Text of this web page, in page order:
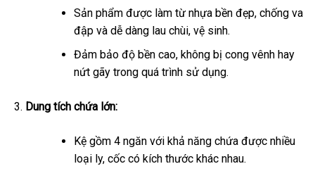
Sản phẩm được làm từ nhựa bền đẹp, chống va
đập và dễ dàng lau chùi, vệ sinh.
Đảm bảo độ bền cao, không bị cong vênh hay
nứt gãy trong quá trình sử dụng.
Dung tích chứa lớn:
Kệ gồm 4 ngăn với khả năng chứa được nhiều
loại ly, cốc có kích thước khác nhau.